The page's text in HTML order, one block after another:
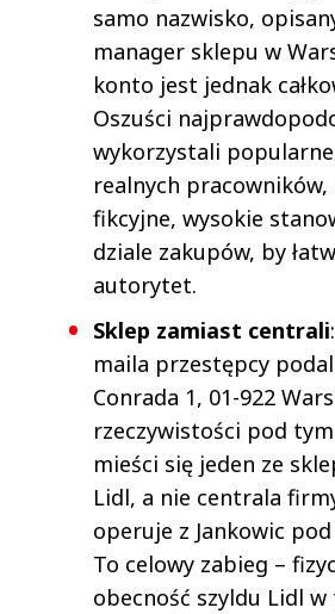
samo nazwisko,
manager sklepu w
konto jest jednak
Oszuści
wykorzystali
realnych
fikcyjne, wysokie
dziale zakupów, by
autorytet.
Sklep zamiast centrali
maila przestępcy
Conrada 1, 01-922
rzeczywistości pod
mieści się jeden ze
Lidl, a nie centrala
operuje z Jankowic
To celowy zabieg –
obecność szyldu Lidl